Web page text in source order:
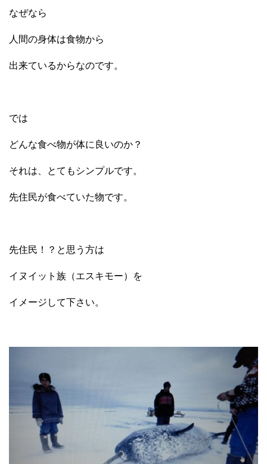
なぜなら
人間の身体は食物から
出来ているからなのです。
では
どんな食べ物が体に良いのか？
それは、とてもシンプルです。
先住民が食べていた物です。
先住民！？と思う方は
イヌイット族（エスキモー）を
イメージして下さい。